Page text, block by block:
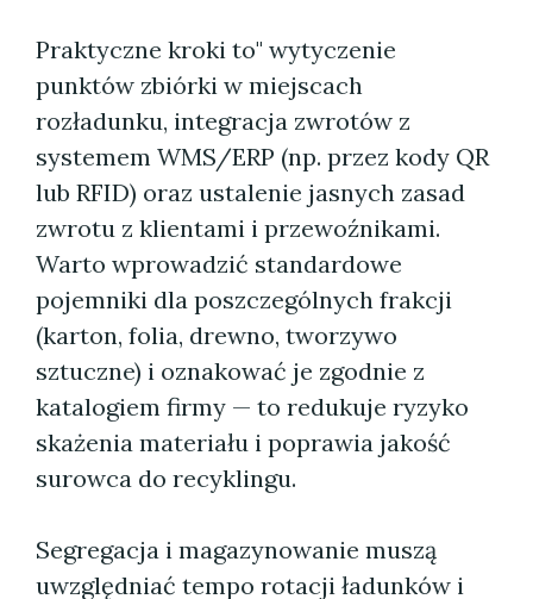
Praktyczne kroki to" wytyczenie
punktów zbiórki w miejscach
rozładunku, integracja zwrotów z
systemem WMS/ERP (np. przez kody QR
lub RFID) oraz ustalenie jasnych zasad
zwrotu z klientami i przewoźnikami.
Warto wprowadzić standardowe
pojemniki dla poszczególnych frakcji
(karton, folia, drewno, tworzywo
sztuczne) i oznakować je zgodnie z
katalogiem firmy — to redukuje ryzyko
skażenia materiału i poprawia jakość
surowca do recyklingu.
Segregacja i magazynowanie muszą
uwzględniać tempo rotacji ładunków i